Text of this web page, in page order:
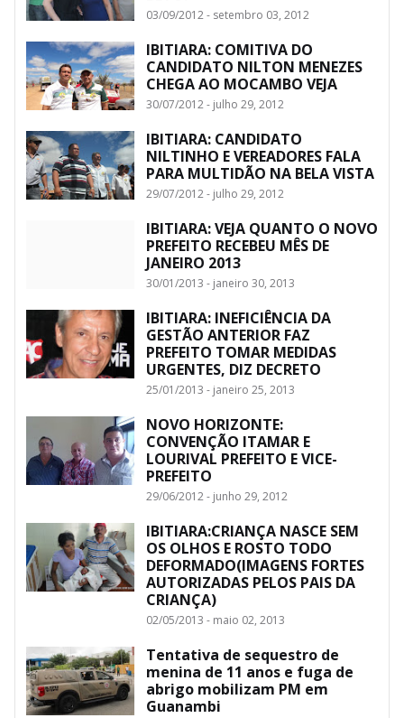
03/09/2012 - setembro 03, 2012
IBITIARA: COMITIVA DO
CANDIDATO NILTON MENEZES
CHEGA AO MOCAMBO VEJA
30/07/2012 - julho 29, 2012
IBITIARA: CANDIDATO
NILTINHO E VEREADORES FALA
PARA MULTIDÃO NA BELA VISTA
29/07/2012 - julho 29, 2012
IBITIARA: VEJA QUANTO O NOVO
PREFEITO RECEBEU MÊS DE
JANEIRO 2013
30/01/2013 - janeiro 30, 2013
IBITIARA: INEFICIÊNCIA DA
GESTÃO ANTERIOR FAZ
PREFEITO TOMAR MEDIDAS
URGENTES, DIZ DECRETO
25/01/2013 - janeiro 25, 2013
NOVO HORIZONTE:
CONVENÇÃO ITAMAR E
LOURIVAL PREFEITO E VICE-
PREFEITO
29/06/2012 - junho 29, 2012
IBITIARA:CRIANÇA NASCE SEM
OS OLHOS E ROSTO TODO
DEFORMADO(IMAGENS FORTES
AUTORIZADAS PELOS PAIS DA
CRIANÇA)
02/05/2013 - maio 02, 2013
Tentativa de sequestro de
menina de 11 anos e fuga de
abrigo mobilizam PM em
Guanambi